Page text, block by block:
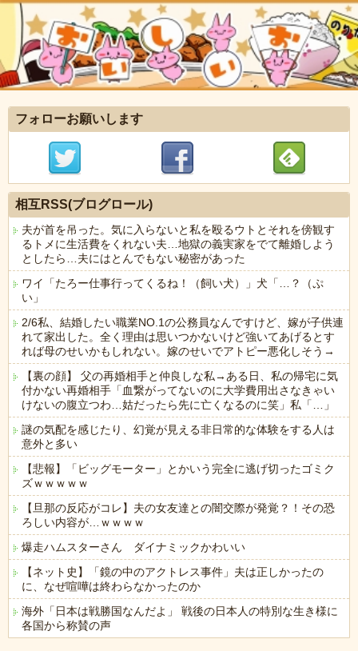
フォローお願いします
相互RSS(ブログロール)
夫が首を吊った。気に入らないと私を殴るウトとそれを傍観す
るトメに生活費をくれない夫…地獄の義実家をでて離婚しよう
としたら…夫にはとんでもない秘密があった
ワイ「たろー仕事行ってくるね！（飼い犬）」犬「…？（ぷ
い」
2/6私、結婚したい職業NO.1の公務員なんですけど、嫁が子供連
れて家出した。全く理由は思いつかないけど強いてあげるとす
れば母のせいかもしれない。嫁のせいでアトピー悪化しそう→
【裏の顔】 父の再婚相手と仲良しな私→ある日、私の帰宅に気
付かない再婚相手「血繋がってないのに大学費用出さなきゃい
けないの腹立つわ…姑だったら先に亡くなるのに笑」私「…」
謎の気配を感じたり、幻覚が見える非日常的な体験をする人は
意外と多い
【悲報】「ビッグモーター」とかいう完全に逃げ切ったゴミク
ズｗｗｗｗｗ
【旦那の反応がコレ】夫の女友達との闇交際が発覚？！その恐
ろしい内容が…ｗｗｗｗ
爆走ハムスターさん ダイナミックかわいい
【ネット史】「鏡の中のアクトレス事件」夫は正しかったの
に、なぜ喧嘩は終わらなかったのか
海外「日本は戦勝国なんだよ」 戦後の日本人の特別な生き様に
各国から称賛の声